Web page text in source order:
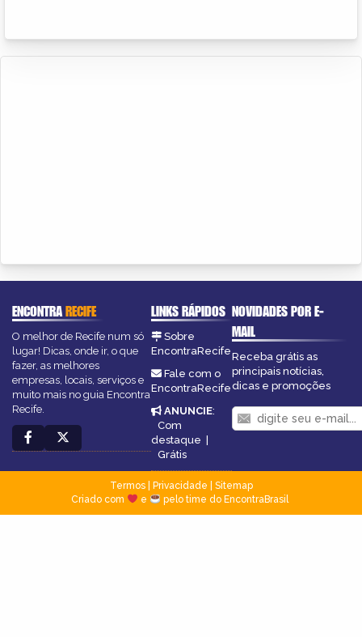
ENCONTRARECIFE
O melhor de Recife num só
lugar! Dicas, onde ir, o que
fazer, as melhores
empresas, locais, serviços e
muito mais no guia Encontra
Recife.
LINKS RÁPIDOS
Sobre
EncontraRecife
Fale com o
EncontraRecife
ANUNCIE:
Com
destaque |
Grátis
NOVIDADES POR E-
MAIL
Receba grátis as
principais notícias,
dicas e promoções
Termos| Privacidade
Sitemap
Criado com
e pelo time do EncontraBrasil